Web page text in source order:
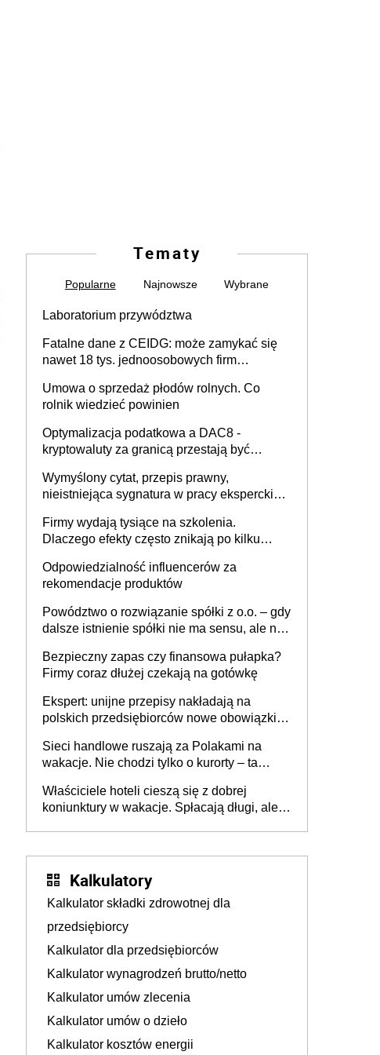
Tematy
Popularne Najnowsze Wybrane
Laboratorium przywództwa
Fatalne dane z CEIDG: może zamykać się
nawet 18 tys. jednoosobowych firm
Umowa o sprzedaż płodów rolnych. Co
rolnik wiedzieć powinien
Optymalizacja podatkowa a DAC8 -
kryptowaluty za granicą przestają być
Wymyślony cytat, przepis prawny,
nieistniejąca sygnatura w pracy eksperckiej -
firmie
Firmy wydają tysiące na szkolenia.
Dlaczego efekty często znikają po kilku
Odpowiedzialność influencerów za
rekomendacje produktów
Powództwo o rozwiązanie spółki z o.o. – gdy
dalsze istnienie spółki nie ma sensu, ale nie
Bezpieczny zapas czy finansowa pułapka?
Firmy coraz dłużej czekają na gotówkę
Ekspert: unijne przepisy nakładają na
polskich przedsiębiorców nowe obowiązki w
Sieci handlowe ruszają za Polakami na
wakacje. Nie chodzi tylko o kurorty – ta
tam, gdzie wielu spędzi urlop po cichu
Właściciele hoteli cieszą się z dobrej
koniunktury w wakacje. Spłacają długi, ale
Kalkulatory
Kalkulator składki zdrowotnej dla
przedsiębiorcy
Kalkulator dla przedsiębiorców
Kalkulator wynagrodzeń brutto/netto
Kalkulator umów zlecenia
Kalkulator umów o dzieło
Kalkulator kosztów energii